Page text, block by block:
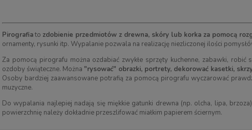
Pirografiato zdobienie przedmiotów z drewna, skóry lub korka za pomocą
ornamenty, rysunki itp. Wypalanie pozwala na realizację niezliczonej ilości
Za pomocą pirografu można ozdabiać zwykłe sprzęty kuchenne, zabawki,
ozdoby świąteczne. Można "rysować" obrazki, portrety, dekorować kasetki,
Osoby bardziej zaawansowane potrafią za pomocą pirografu wyczarować
muzyczne.
Do wypalania najlepiej nadają się miękkie gatunki drewna (np. olcha, lipa,
powierzchnię należy dokładnie przeszlifować miałkim papierem ściernym.